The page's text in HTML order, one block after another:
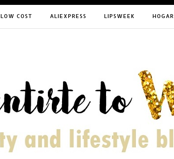
LOW COST ALIEXPRESS LIPSWEEK HOGAR